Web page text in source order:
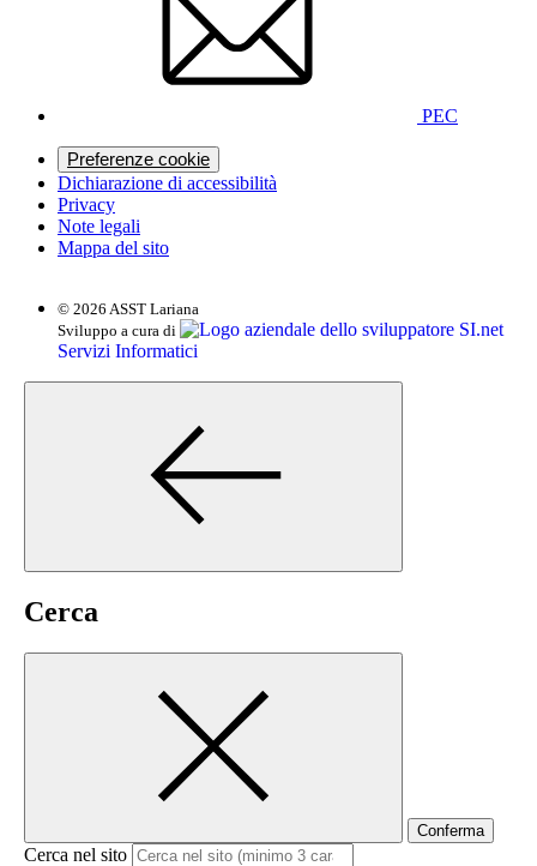
PEC
Preferenze cookie
Dichiarazione di accessibilità
Privacy
Note legali
Mappa del sito
© 2026 ASST Lariana
Sviluppo a cura di
SI.net
Servizi Informatici
Cerca
Conferma
Cerca nel sito